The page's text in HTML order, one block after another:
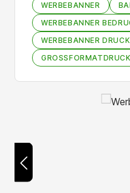
WERBEBANNER
WERBEBANNER
WERBEBANNER
GROSSFORMATDRUCK
Bildergalerie überspringen